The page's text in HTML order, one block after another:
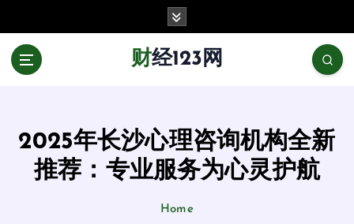
财经123网
2025年长沙心理咨询机构全新
推荐：专业服务为心灵护航
Home